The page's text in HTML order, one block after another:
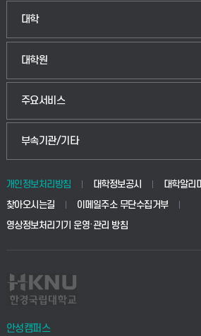
대학
인문융합공공인재학부
법경영학부
생명공학부
사회안전시스템공학부
대학원
일반대학원
산업대학원
공공정책대학원
교육대학원
주요서비스
입학안내
웹메일
학사시스템(전문학사 및 전공심화)
사이버캠퍼스(전문학사 및 전공심화)
시설바로처리서비스
부속기관/기타
중앙도서관
학생생활관(안성)
산학협력단
취업지원센터
개인정보처리방침 대학정보공시 대학알리미
찾아오시는길
이메일주소 무단수집거부
영상정보처리기기 운영·관리 방침
안성캠퍼스